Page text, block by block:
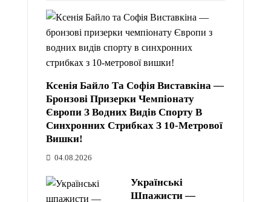
Ксенія Байло Та Софія Виставкіна —
Бронзові Призерки Чемпіонату
Європи З Водних Видів Спорту В
Синхронних Стрибках З 10-Метрової
Вишки!
04.08.2026
Українські
Шпажисти —